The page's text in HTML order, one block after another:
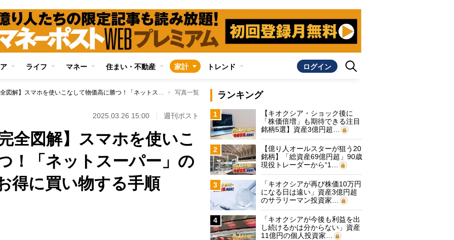
ライフ マネー 住まい・不動産 家計 トレンド ログイン
【超わかりやすく完全図解】スマホを使いこなして物価高に勝つ！「ネットスーパー」の始め方と注意点、お得に買い物する手順 写真一覧
2025.03.26 15:00 週刊ポスト
全図解】スマホを使いこ
！「ネットスーパー」の
得に買い物する手順
ランキング
1
【キオクシア・ショック後に
「株価倍増」も期待できる注目
銘柄5選】資産3億円超…
2
【億り人オールスターが狙う20
銘柄】「総資産69億円超」90歳
現役トレーダーから“1…
3
「キオクシアが再び株価10万円
になる日は遠い」資産3億円超
のサラリーマン投資家…
4
「キオクシアが今後も利益を出
し続けるかは分からない」資産
11億円の個人投資家…